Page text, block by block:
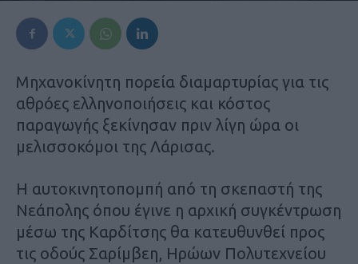
Μηχανοκίνητη πορεία διαμαρτυρίας για τις
αθρόες ελληνοποιήσεις και κόστος
παραγωγής ξεκίνησαν πριν λίγη ώρα οι
μελισσοκόμοι της Λάρισας.
Η αυτοκινητοπομπή από τη σκεπαστή της
Νεάπολης όπου έγινε η αρχική συγκέντρωση
μέσω της Καρδίτσης θα κατευθυνθεί προς
τις οδούς Σαρίμβεη, Ηρώων Πολυτεχνείου